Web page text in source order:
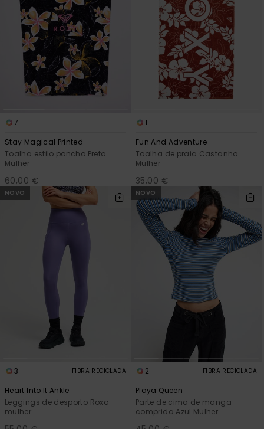
7
Stay Magical Printed
Toalha estilo poncho Preto
Mulher
60,00 €
1
Fun And Adventure
Toalha de praia Castanho
Mulher
35,00 €
NOVO
3 FIBRA RECICLADA
Heart Into It Ankle
Leggings de desporto Roxo
mulher
NOVO
2 FIBRA RECICLADA
Playa Queen
Parte de cima de manga
comprida Azul Mulher